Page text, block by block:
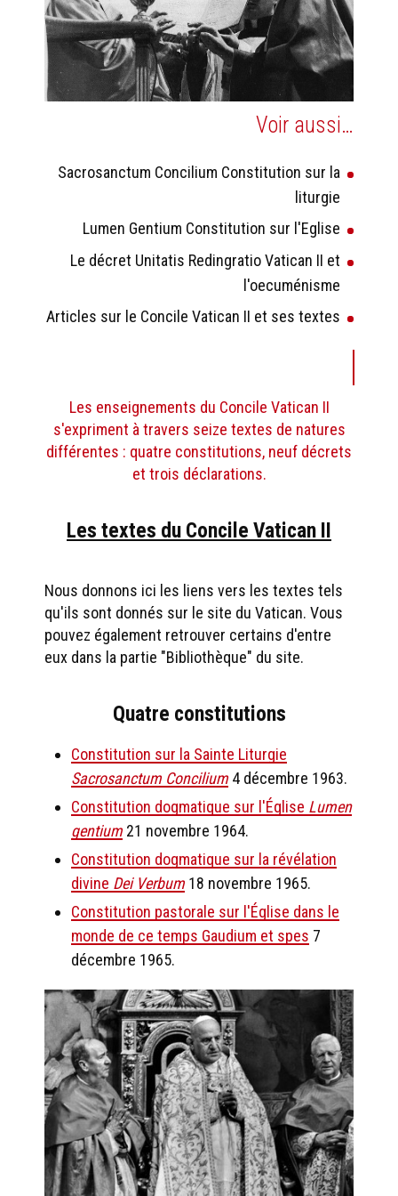
Voir aussi…
Sacrosanctum Concilium Constitution sur la
liturgie
Lumen Gentium Constitution sur l'Eglise
Le décret Unitatis Redingratio Vatican II et
l'oecuménisme
Articles sur le Concile Vatican II et ses textes
Les enseignements du Concile Vatican II
s'expriment à travers seize textes de natures
différentes : quatre constitutions, neuf décrets
et trois déclarations.
Les textes du Concile Vatican II
Nous donnons ici les liens vers les textes tels
qu'ils sont donnés sur le site du Vatican. Vous
pouvez également retrouver certains d'entre
eux dans la partie "Bibliothèque" du site.
Quatre constitutions
Constitution sur la Sainte Liturgie
Sacrosanctum Concilium 4 décembre 1963.
Constitution dogmatique sur l'Église Lumen
gentium 21 novembre 1964.
Constitution dogmatique sur la révélation
divine Dei Verbum 18 novembre 1965.
Constitution pastorale sur l'Église dans le
monde de ce temps Gaudium et spes 7
décembre 1965.